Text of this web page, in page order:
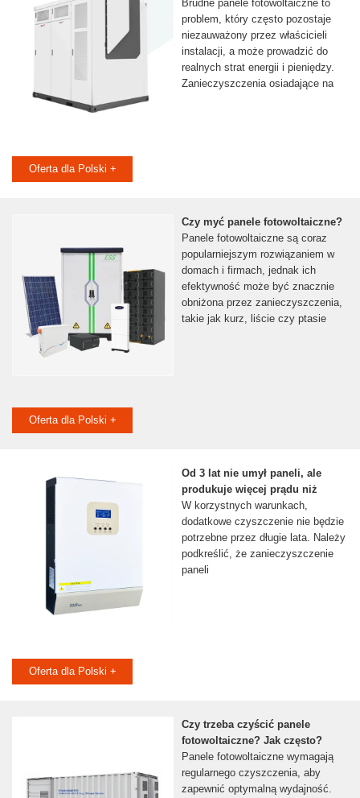
Brudne panele fotowoltaiczne to
problem, który często pozostaje
niezauważony przez właścicieli
instalacji, a może prowadzić do
realnych strat energii i pieniędzy.
Zanieczyszczenia osiadające na
Oferta dla Polski +
Czy myć panele fotowoltaiczne?
Panele fotowoltaiczne są coraz
popularniejszym rozwiązaniem w
domach i firmach, jednak ich
efektywność może być znacznie
obniżona przez zanieczyszczenia,
takie jak kurz, liście czy ptasie
Oferta dla Polski +
Od 3 lat nie umył paneli, ale
produkuje więcej prądu niż
W korzystnych warunkach,
dodatkowe czyszczenie nie będzie
potrzebne przez długie lata. Należy
podkreślić, że zanieczyszczenie
paneli
Oferta dla Polski +
Czy trzeba czyścić panele
fotowoltaiczne? Jak często?
Panele fotowoltaiczne wymagają
regularnego czyszczenia, aby
zapewnić optymalną wydajność.